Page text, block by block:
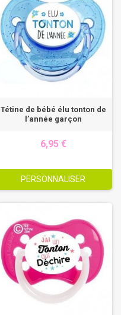
Tétine de bébé élu tonton de
l’année garçon
6,95 €
PERSONNALISER